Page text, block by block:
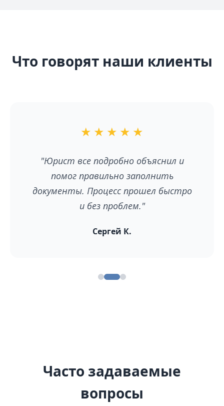
Что говорят наши клиенты
★ ★ ★ ★ ★
"Юрист все подробно объяснил и
помог правильно заполнить
документы. Процесс прошел быстро
и без проблем."
Сергей К.
Часто задаваемые
вопросы